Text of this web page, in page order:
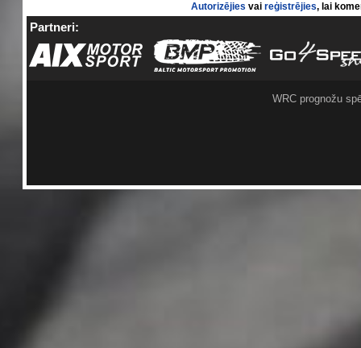
Autorizējies vaireģistrējies, lai
Partneri:
WRC prognožu